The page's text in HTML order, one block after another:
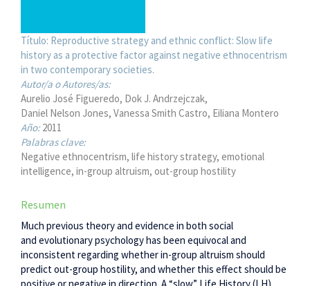
Título: Reproductive strategy and ethnic conflict: Slow life
history as a protective factor against negative ethnocentrism
in two contemporary societies.
Autor/a o Autores/as:
Aurelio José Figueredo Dok J. Andrzejczak
Daniel Nelson Jones Vanessa Smith Castro Eiliana Montero
Año:2011
Palabras clave:
Negative ethnocentrism, life history strategy, emotional
intelligence, in-group altruism, out-group hostility
Resumen
Much previous theory and evidence in both social
and evolutionary psychology has been equivocal and
inconsistent regarding whether in-group altruism should
predict out-group hostility, and whether this effect should be